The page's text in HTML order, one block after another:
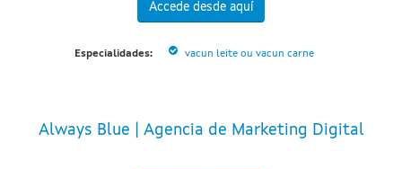
Accede desde aquí
Especialidades: vacun leite ou vacun carne
Always Blue | Agencia de Marketing Digital